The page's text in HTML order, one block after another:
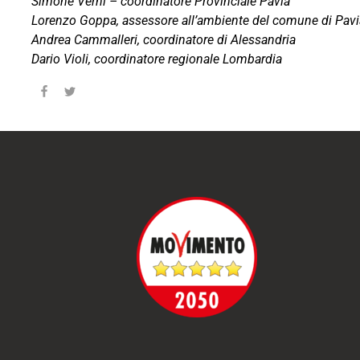
Lorenzo Goppa, assessore all’ambiente del comune di
Andrea Cammalleri, coordinatore di Alessandria
Dario Violi, coordinatore regionale Lombardia